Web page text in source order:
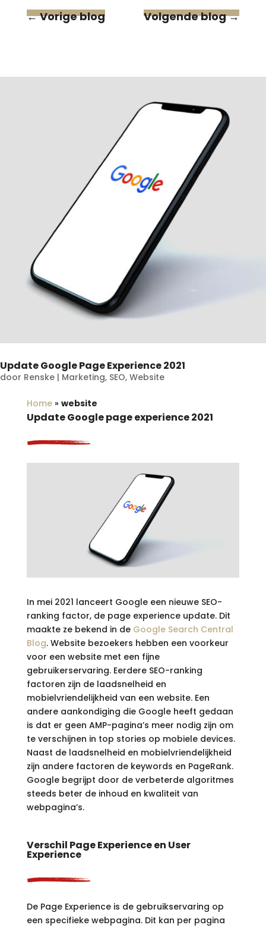
←Vorige blog Volgende blog→
Update Google Page Experience 2021
door Renske | Marketing, SEO, Website
Home» website
Update Google page experience 2021
In mei 2021 lanceert Google een nieuwe SEO-
ranking factor, de page experience update. Dit
maakte ze bekend in de Google Search Central
Blog. Website bezoekers hebben een voorkeur
voor een website met een fijne
gebruikerservaring. Eerdere SEO-ranking
factoren zijn de laadsnelheid en
mobielvriendelijkheid van een website. Een
andere aankondiging die Google heeft gedaan
is dat er geen AMP-pagina’s meer nodig zijn om
te verschijnen in top stories op mobiele devices.
Naast de laadsnelheid en mobielvriendelijkheid
zijn andere factoren de keywords en PageRank.
Google begrijpt door de verbeterde algoritmes
steeds beter de inhoud en kwaliteit van
webpagina’s.
Verschil Page Experience en User
Experience
De Page Experience is de gebruikservaring op
een specifieke webpagina. Dit kan per pagina